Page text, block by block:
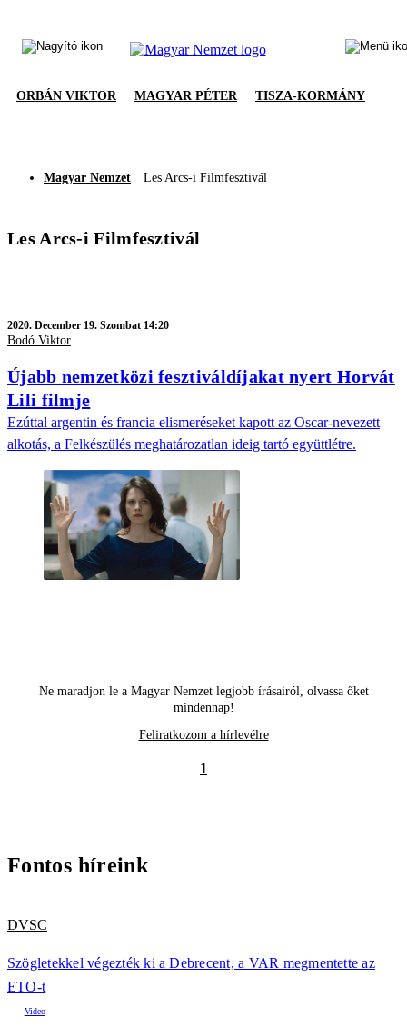
ORBÁN VIKTOR MAGYAR PÉTER TISZA-KORMÁNY
Magyar Nemzet Les Arcs-i Filmfesztivál
Les Arcs-i Filmfesztivál
2020. December 19. Szombat 14:20
Bodó Viktor
Újabb nemzetközi fesztiváldíjakat nyert Horvát
Lili filmje
Ezúttal argentin és francia elismeréseket kapott az Oscar-nevezett
alkotás, a Felkészülés meghatározatlan ideig tartó együttlétre.
Ne maradjon le a Magyar Nemzet legjobb írásairól, olvassa őket
mindennap!
Feliratkozom a hírlevélre
1
Fontos híreink
DVSC
Szögletekkel végezték ki a Debrecent, a VAR megmentette az
ETO-t